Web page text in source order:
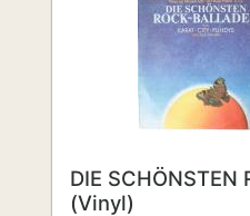
DIE SCHÖNSTEN
(Vinyl)